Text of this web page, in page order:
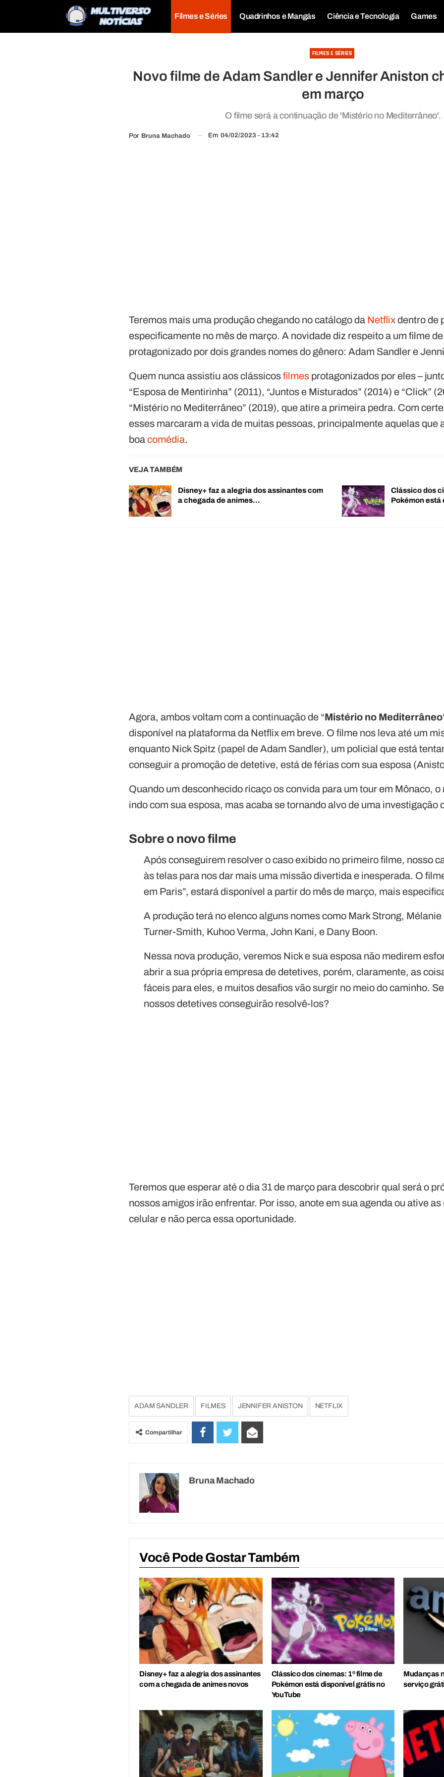
Filmes e Séries Quadrinhos e Mangás Ciência e Tecnologia Games
FILMES E SÉRIES
Novo filme de Adam Sandler e Jennifer Aniston
em março
O filme será a continuação de 'Mistério no Mediterrâneo'.
Por Bruna Machado Em 04/02/2023 - 13:42
Teremos mais uma produção chegando no catálogo da Netflixdentro de
especificamente no mês de março. A novidade diz respeito a um filme
protagonizado por dois grandes nomes do gênero: Adam Sandler e
Quem nunca assistiu aos clássicosfilmes protagonizados por eles –
“Esposa de Mentirinha” (2011), “Juntos e Misturados” (2014) e “Click”
“Mistério no Mediterrâneo” (2019), que atire a primeira pedra. Com
esses marcaram a vida de muitas pessoas, principalmente aquelas que
boacomédia.
VEJA TAMBÉM
Disney+ faz a alegria dos assinantes com
a chegada de animes…
Clássico dos
Pokémon
Agora, ambos voltam com a continuação de “Mistério no Mediterrâneo
disponível na plataforma da Netflix em breve. O filme nos leva até um
enquanto Nick Spitz (papel de Adam Sandler), um policial que está
conseguir a promoção de detetive, está de férias com sua esposa
Quando um desconhecido ricaço os convida para um tour em Mônaco,
indo com sua esposa, mas acaba se tornando alvo de uma investigação
Sobre o novo filme
Após conseguirem resolver o caso exibido no primeiro filme, nosso
às telas para nos dar mais uma missão divertida e inesperada. O
em Paris”, estará disponível a partir do mês de março, mais
A produção terá no elenco alguns nomes como Mark Strong,
Turner-Smith, Kuhoo Verma, John Kani, e Dany Boon.
Nessa nova produção, veremos Nick e sua esposa não medirem
abrir a sua própria empresa de detetives, porém, claramente, as
fáceis para eles, e muitos desafios vão surgir no meio do caminho.
nossos detetives conseguirão resolvê-los?
Teremos que esperar até o dia 31 de março para descobrir qual será o
nossos amigos irão enfrentar. Por isso, anote em sua agenda ou ative
celular e não perca essa oportunidade.
ADAM SANDLER FILMES JENNIFER ANISTON NETFLIX
Compartilhar
Bruna Machado
Você Pode Gostar Também
Disney+ faz a alegria dos assinantes
com a chegada de animes novos
Clássico dos cinemas: 1º filme de
Pokémon está disponível grátis no
YouTube
Mudanças
serviço